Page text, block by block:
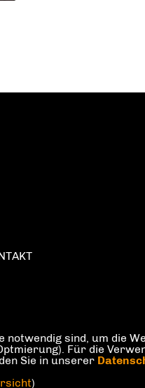
notwendig sind, um die
Für die
Sie in unserer
)